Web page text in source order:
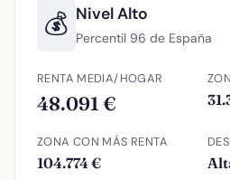
💰 Nivel Alto
Percentil 96 de España
RENTA MEDIA/HOGAR
48.091 €
ZONA CON MÁS RENTA
104.774 €